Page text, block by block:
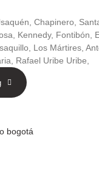
Chapinero,
Kennedy, Fontibón,
Los Mártires,
Rafael Uribe Uribe,